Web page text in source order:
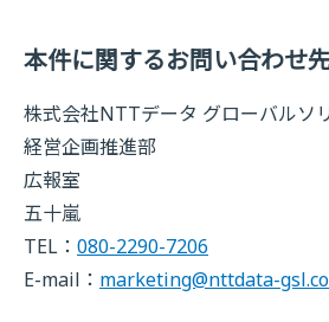
本件に関するお問い合わせ
株式会社NTTデータ グローバルソ
経営企画推進部
広報室
五十嵐
TEL： 080-2290-7206
E-mail： marketing@nttdata-